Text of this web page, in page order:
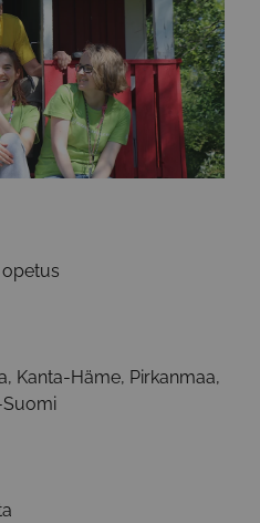
Kanta-Häme, Pirkanmaa,
Suomi